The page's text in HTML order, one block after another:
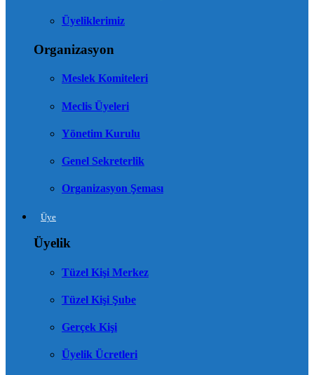
Üyeliklerimiz
Organizasyon
Meslek Komiteleri
Meclis Üyeleri
Yönetim Kurulu
Genel Sekreterlik
Organizasyon Şeması
Üye
Üyelik
Tüzel Kişi Merkez
Tüzel Kişi Şube
Gerçek Kişi
Üyelik Ücretleri